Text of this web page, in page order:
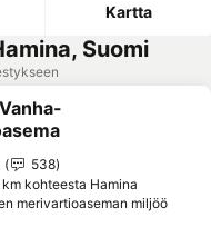
Kartta
Suomi
538
km kohteesta Hamina
merivartioaseman miljöö